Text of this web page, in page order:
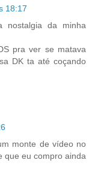
18:17
nostalgia da minha
pra ver se matava
DK ta até coçando
monte de vídeo no
que eu compro ainda